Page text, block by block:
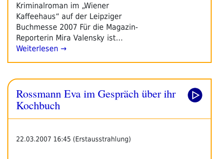
Kriminalroman im „Wiener
Kaffeehaus“ auf der Leipziger
Buchmesse 2007 Für die Magazin-
Reporterin Mira Valensky ist…
Weiterlesen →
Rossmann Eva im Gespräch über ihr
Kochbuch
22.03.2007 16:45 (Erstausstrahlung)